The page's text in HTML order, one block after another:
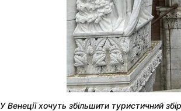
У Венеції хочуть збільшити туристичний збір